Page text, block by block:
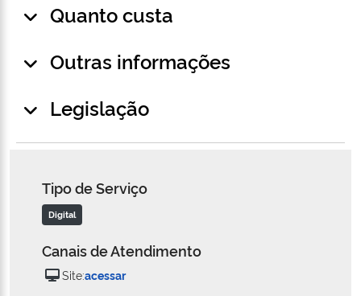
Quanto custa
Outras informações
Legislação
Tipo de Serviço
Digital
Canais de Atendimento
Site:acessar